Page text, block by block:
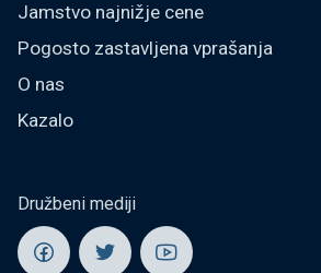
Jamstvo najnižje cene
Pogosto zastavljena vprašanja
O nas
Kazalo
Družbeni mediji